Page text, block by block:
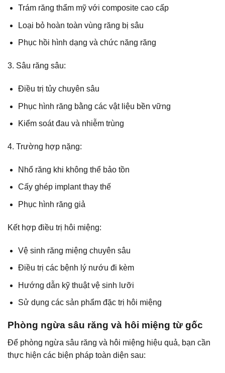
Trám răng thẩm mỹ với composite cao cấp
Loại bỏ hoàn toàn vùng răng bị sâu
Phục hồi hình dạng và chức năng răng
3. Sâu răng sâu:
Điều trị tủy chuyên sâu
Phục hình răng bằng các vật liệu bền vững
Kiểm soát đau và nhiễm trùng
4. Trường hợp nặng:
Nhổ răng khi không thể bảo tồn
Cấy ghép implant thay thế
Phục hình răng giả
Kết hợp điều trị hôi miệng:
Vệ sinh răng miệng chuyên sâu
Điều trị các bệnh lý nướu đi kèm
Hướng dẫn kỹ thuật vệ sinh lưỡi
Sử dụng các sản phẩm đặc trị hôi miệng
Phòng ngừa sâu răng và hôi miệng từ gốc
Để phòng ngừa sâu răng và hôi miệng hiệu quả, bạn cần
thực hiện các biện pháp toàn diện sau: